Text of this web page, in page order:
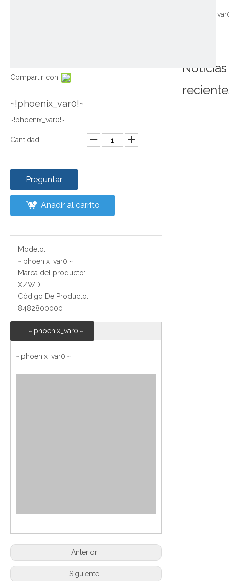
Compartir con:
~!phoenix_var0!~
~!phoenix_var0!~
Cantidad:
Preguntar
Añadir al carrito
Modelo:
~!phoenix_var0!~
Marca del producto:
XZWD
Código De Producto:
8482800000
~!phoenix_var0!~
~!phoenix_var0!~
Anterior:
Siguiente:
Noticias